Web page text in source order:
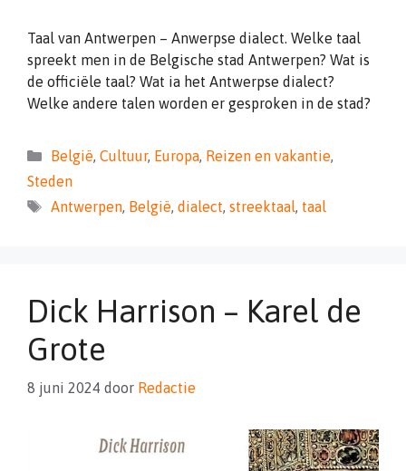
Taal van Antwerpen – Anwerpse dialect. Welke taal
spreekt men in de Belgische stad Antwerpen? Wat is
de officiële taal? Wat ia het Antwerpse dialect?
Welke andere talen worden er gesproken in de stad?
Categorieën
België, Cultuur, Europa, Reizen en vakantie,
Steden
Tags
Antwerpen, België, dialect, streektaal, taal
Dick Harrison – Karel de
Grote
8 juni 2024 door Redactie